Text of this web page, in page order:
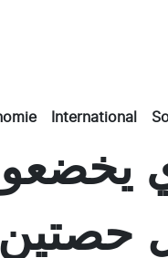
International